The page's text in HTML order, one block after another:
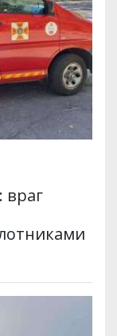
враг